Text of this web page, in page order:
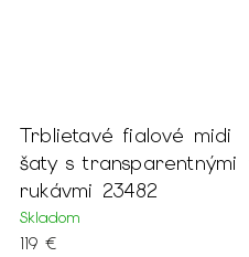
Trblietavé fialové midi
šaty s transparentnými
rukávmi 23482
Skladom
119 €